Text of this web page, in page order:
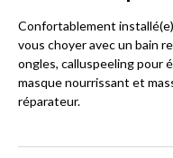
Confortablement
vous choyer avec un bain
ongles, calluspeeling pour
masque nourrissant et
réparateur.